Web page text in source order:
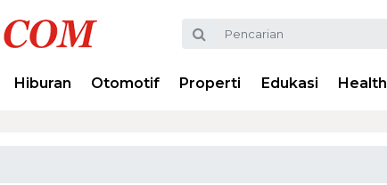
Hiburan Otomotif Properti Edukasi Health